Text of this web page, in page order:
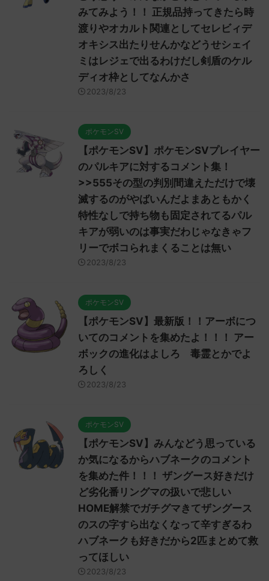
みてみよう！！ 正規品持ってきたら時
渡りやオカルト関連としてセレビィデ
オキシス出たりせんかなどうせシェイ
ミはレジェで出るわけだし剣盾のケル
ディオ枠としてなんかさ
2023/8/23
ポケモンSV
【ポケモンSV】ポケモンSVプレイヤー
のパルキアに対するコメント集！
>>555その型の判別間違えただけで壊
滅するのがやばいんだよまあともかく
特性なしで持ち物も固定されてるパル
キアが弱いのは事実だわじゃなきゃフ
リーでボコられまくることは無い
2023/8/23
ポケモンSV
【ポケモンSV】最新版！！アーボにつ
いてのコメントを集めたよ！！！ アー
ボックの進化はよしろ 毒霊とかでよ
ろしく
2023/8/23
ポケモンSV
【ポケモンSV】みんなどう思っている
か気になるからハブネークのコメント
を集めた件！！！ ザングース好きだけ
ど劣化番リングマの扱いで悲しい
HOME解禁でガチグマきてザングース
のスの字すら出なくなって辛すぎるわ
ハブネークも好きだから2匹まとめて救
ってほしい
2023/8/23